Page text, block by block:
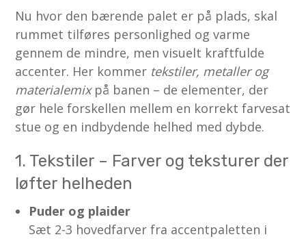
Nu hvor den bærende palet er på plads, skal
rummet tilføres personlighed og varme
gennem de mindre, men visuelt kraftfulde
accenter. Her kommer tekstiler, metaller og
materialemixpå banen – de elementer, der
gør hele forskellen mellem en korrekt farvesat
stue og en indbydende helhed med dybde.
1. Tekstiler – Farver og teksturer der
løfter helheden
Puder og plaider
Sæt 2-3 hovedfarver fra accentpaletten i